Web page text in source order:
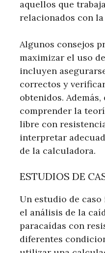
aquellos que
relacionados con
Algunos consejos
maximizar el uso
incluyen
correctos y
obtenidos.
comprender la
libre con
interpretar
de la calculadora.
ESTUDIOS DE
Un estudio de
el análisis de la
paracaídas con
diferentes